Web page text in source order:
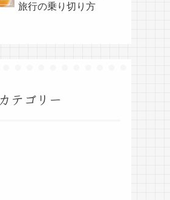
旅行の乗り切り方
カテゴリー